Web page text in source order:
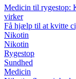
Medicin til rygestop:
virker
Få hjælp til at kvitte
Nikotin
Nikotin
Rygestop
Sundhed
Medicin